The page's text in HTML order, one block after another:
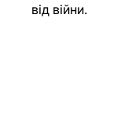
від війни.